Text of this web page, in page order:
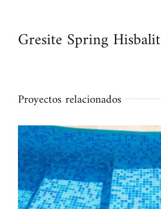
Gresite Spring Hisbalit
Proyectos relacionados